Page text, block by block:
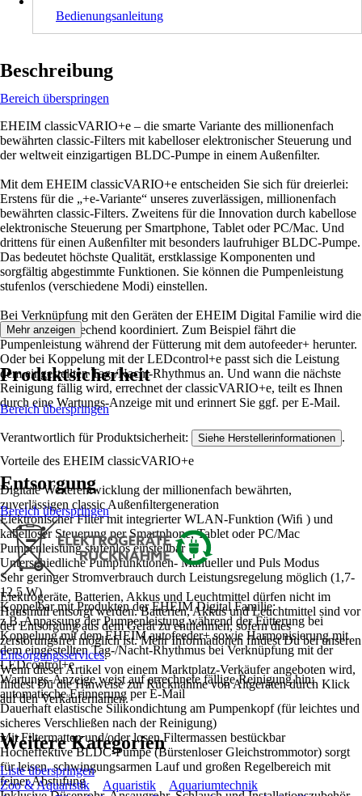
Bedienungsanleitung
Beschreibung
Bereich überspringen
EHEIM classicVARIO+e – die smarte Variante des millionenfach
bewährten classic-Filters mit kabelloser elektronischer Steuerung und
der weltweit einzigartigen BLDC-Pumpe in einem Außenﬁlter.
Mit dem EHEIM classicVARIO+e entscheiden Sie sich für dreierlei:
Erstens für die „+e-Variante“ unseres zuverlässigen, millionenfach
bewährten classic-Filters. Zweitens für die Innovation durch kabellose
elektronische Steuerung per Smartphone, Tablet oder PC/Mac. Und
drittens für einen Außenﬁlter mit besonders laufruhiger BLDC-Pumpe.
Das bedeutet höchste Qualität, erstklassige Komponenten und
sorgfältig abgestimmte Funktionen. Sie können die Pumpenleistung
stufenlos (verschiedene Modi) einstellen.
Bei Verknüpfung mit den Geräten der EHEIM Digital Familie wird die
Funktion entsprechend koordiniert. Zum Beispiel fährt die
Pumpenleistung während der Fütterung mit dem autofeeder+ herunter.
Oder bei Koppelung mit der LEDcontrol+e passt sich die Leistung
dem eingestellten Tag-/Nacht-Rhythmus an. Und wann die nächste
Reinigung fällig wird, errechnet der classicVARIO+e, teilt es Ihnen
durch eine Wartungs-Anzeige mit und erinnert Sie ggf. per E-Mail.
Vorteile des EHEIM classicVARIO+e
Digitale Weiterentwicklung der millionenfach bewährten,
zuverlässigen classic Außenﬁltergeneration
Elektronischer Filter mit integrierter WLAN-Funktion (Wiﬁ ) und
kabelloser Steuerung per Smartphone, Tablet oder PC/Mac
Pumpenleistung stufenlos einstellbar
Unterschiedliche Pumpfunktionen- Manueller und Puls Modus
Sehr geringer Stromverbrauch durch Leistungsregelung möglich (1,7-
12,5 W)
Koppelbar mit Produkten der EHEIM Digital Familie:
z.B. Anpassung der Pumpenleistung während der Fütterung bei
Koppelung mit dem EHEIM autofeeder+ sowie Harmonisierung mit
dem eingestellten Tag-/Nacht-Rhythmus bei Verknüpfung mit der
LEDcontrol+e
Wartungs-Anzeige weist auf errechnete fällige Reinigung hin;
automatische Erinnerung per E-Mail
Dauerhaft elastische Silikondichtung am Pumpenkopf (für leichtes und
sicheres Verschließen nach der Reinigung)
Mit Filtermatten und/oder losen Filtermassen bestückbar
Hocheffektive BLDC-Pumpe (Bürstenloser Gleichstrommotor) sorgt
für leisen, schwingungsarmen Lauf und großen Regelbereich mit
feiner Abstufung
Mehr anzeigen
Produktsicherheit
Bereich überspringen
Verantwortlich für Produktsicherheit: Siehe Herstellerinformationen .
Entsorgung
Bereich überspringen
Elektrogeräte, Batterien, Akkus und Leuchtmittel dürfen nicht im
Hausmüll entsorgt werden. Batterien, Akkus und Leuchtmittel sind vor
der Entsorgung aus dem Gerät zu entnehmen, sofern dies
zerstörungsfrei möglich ist. Mehr Informationen findest Du bei unseren
Entsorgungsservices.
Wenn dieser Artikel von einem Marktplatz-Verkäufer angeboten wird,
findest Du die Hinweise zur Rücknahme von Altgeräten durch Klick
auf den Verkäufernamen.
Weitere Kategorien
Liste überspringen
Zoo & Aquaristik
Aquaristik
Aquariumtechnik